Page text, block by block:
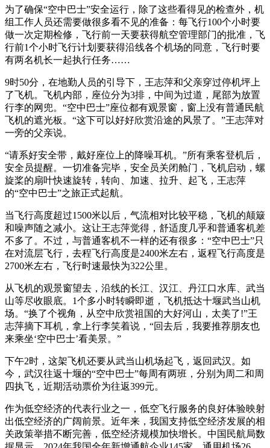
为了确保“空中巴士”安全运行，除了这些看得见的检查外，机
组工作人员还需要做很多看不见的准备：每飞行100个小时要
做一次定期检修，飞行前一天要获得航空管理部门的批准，飞
行前1个小时飞行计划要获得沿线各个机场的同意，飞行时要
有两名机长一起执行任务……
9时50分，在地勤人员的引导下，王志萍和父亲穿过停机坪上
了飞机。飞机内部，座位分为3排，中间为过道，尾部为放置
行李的网兜。“空中巴士”座位都有观景窗，窗上没有普通民航
飞机的遮光板。“这下可以好好欣赏沿途的风景了。”王志萍对
一旁的父亲说。
“请系好安全带，戴好座位上的降噪耳机。”所有乘客登机后，
安全员提醒。一切准备完毕，安全员关闭舱门，飞机启动，螺
旋桨的扇叶快速旋转，转向、加速、拉升、起飞，王志萍
的“空中巴士”之旅正式起航。
当飞行高度超过1500米以后，气流相对比较平稳，飞机的颠簸
和噪声随之减小。这让王志萍觉得，舒适度几乎和普通客机差
不多了。不过，与普通客机不一样的还有很多：“空中巴士”只
在对流层飞行，去程飞行高度是2400米左右，返程飞行高度是
2700米左右，飞行时速最快为322公里。
从飞机的观景窗望去，沿线的长江、汉江、丹江口水库、武当
山等尽收眼底。1个多小时转瞬即逝，飞机抵达十堰武当山机
场。“换了个视角，从空中欣赏祖国的大好河山，太美了!”王
志萍摘下耳机，拿上行李笑着说，“回去后，我要推荐朋友也
来乘坐‘空中巴士’看美景。”
下午2时，这架飞机还要从武当山机场起飞，返回武汉。如
今，武汉往返十堰的“空中巴士”每周有两班，分别为周二和周
四执飞，近期活动票价为往返399元。
作为低空经济的代表行业之一，低空飞行服务的良好体验映射
出低空经济的广阔前景。近年来，我国支持低空经济发展的相
关政策举措不断完善，低空经济规模加快增长。中国民航局数